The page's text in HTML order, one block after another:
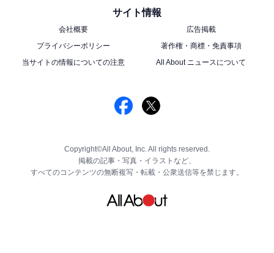
サイト情報
会社概要
広告掲載
プライバシーポリシー
著作権・商標・免責事項
当サイトの情報についての注意
All About ニュースについて
Copyright©All About, Inc. All rights reserved.
掲載の記事・写真・イラストなど、
すべてのコンテンツの無断複写・転載・公衆送信等を禁じます。